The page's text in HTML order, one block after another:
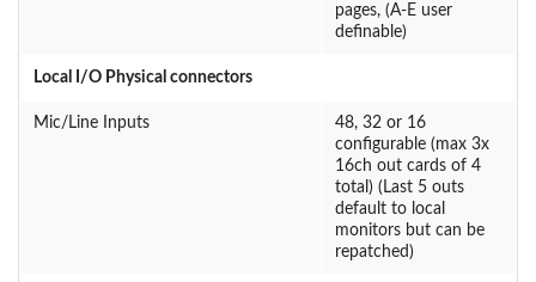
pages, (A-E user
definable)
Local I/O Physical connectors
Mic/Line Inputs
48, 32 or 16
configurable (max 3x
16ch out cards of 4
total) (Last 5 outs
default to local
monitors but can be
repatched)